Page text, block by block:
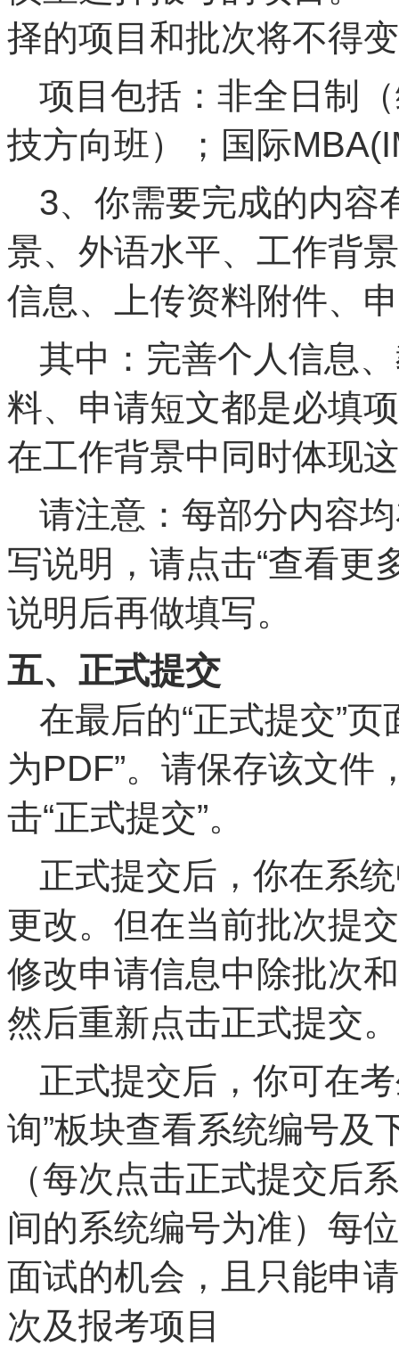
择的项目和批次将不得
项目包括：非全日制
技方向班）；国际
3、你需要完成的内容
景、外语水平、工作背
信息、上传资料附件、
其中：完善个人信息
料、申请短文都是必填
在工作背景中同时体现
请注意：每部分内容
写说明，请点击“查看更
说明后再做填写。
五、正式提交
在最后的“正式提交”
为PDF”。请保存该文件
击“正式提交”。
正式提交后，你在系
更改。但在当前批次提
修改申请信息中除批次
然后重新点击正式提交。
正式提交后，你可在
询”板块查看系统编号及
（每次点击正式提交后
间的系统编号为准）每
面试的机会，且只能申
次及报考项目